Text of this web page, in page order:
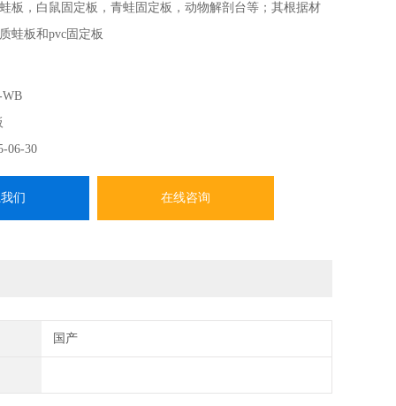
板，白鼠固定板，青蛙固定板，动物解剖台等；其根据材
蛙板和pvc固定板
WB
06-30
们 在线咨询
国产